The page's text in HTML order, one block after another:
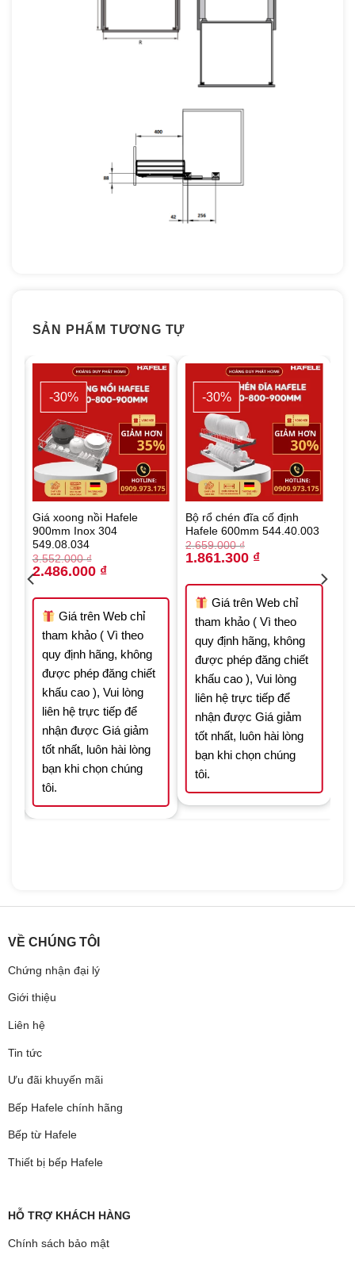
SẢN PHẨM TƯƠNG TỰ
-30%
Giá xoong nồi Hafele
900mm Inox 304
549.08.034
3.552.000₫
Original
price
3.552.000 ₫.
2.486.000 ₫Current
2.486.000 ₫.
Giá trên Web chỉ
tham khảo ( Vì theo
quy định hãng, không
được phép đăng chiết
khấu cao ), Vui lòng
liên hệ trực tiếp để
nhận được Giá giảm
tốt nhất, luôn hài lòng
bạn khi chọn chúng
tôi.
-30%
Bộ rổ chén đĩa cố định
Hafele 600mm 544.40.003
2.659.000₫
Original
price
2.659.000 ₫.
1.861.300 ₫Current
1.861.300 ₫.
Giá trên Web chỉ
tham khảo ( Vì theo
quy định hãng, không
được phép đăng chiết
khấu cao ), Vui lòng
liên hệ trực tiếp để
nhận được Giá giảm
tốt nhất, luôn hài lòng
bạn khi chọn chúng
tôi.
VỀ CHÚNG TÔI
Chứng nhận đại lý
Giới thiệu
Liên hệ
Tin tức
Ưu đãi khuyến mãi
Bếp Hafele chính hãng
Bếp từ Hafele
Thiết bị bếp Hafele
HỖ TRỢ KHÁCH HÀNG
Chính sách bảo mật